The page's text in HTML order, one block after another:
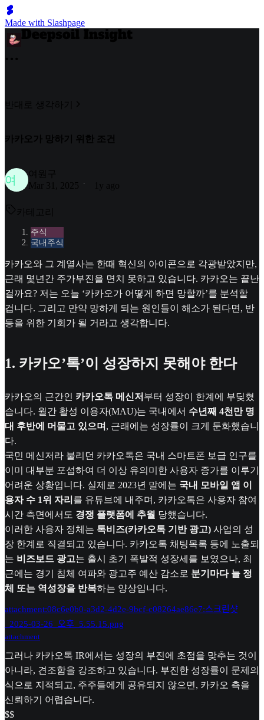
Made with Slashpage
반대로 생각하기
카카오가 망하기 위한 조건
여
여원구
Mar 31, 2025
1y ago
카테고리
주식
국내주식
카카오와 그 계열사는 한때 혁신의 아이콘으로 각광받았지만,
근래 몇년간 주가부진을 면치 못하고 있습니다. 카카오는 끝난
걸까요? 저는 오늘 ‘카카오가 어떻게 하면 망할까’를 분석할
겁니다. 그리고 만약 망하게 되는 원인들이 해소가 된다면, 반
등을 위한 기회가 될 거라고 생각합니다.
1. 카카오’톡’이 성장하지 못해야 한다
카카오의 근간인 카카오톡 메신저 부터 성장이 한계에 부딪혔
습니다. 월간 활성 이용자(MAU)는 국내에서 수년째 4천만 명
대 후반에 머물고 있으며 , 근래에는 성장률이 크게 둔화했습니
다.
국민 메신저라 불리던 카카오톡은 국내 스마트폰 보급 인구를
이미 대부분 포섭하여 더 이상 유의미한 사용자 증가를 이루기
어려운 상황입니다. 실제로 2023년 말에는 국내 모바일 앱 이
용자 수 1위 자리 를 유튜브에 내주며, 카카오톡은 사용자 참여
시간 측면에서도 경쟁 플랫폼에 추월 당했습니다.
이러한 사용자 정체는 톡비즈(카카오톡 기반 광고) 사업의 성
장 한계로 직결되고 있습니다. 카카오톡 채팅목록 등에 노출되
는 비즈보드 광고는 출시 초기 폭발적 성장세를 보였으나, 최
근에는 경기 침체 여파와 광고주 예산 감소로 분기마다 늘 정
체 또는 역성장을 반복하는 양상입니다.
attachment:08c6e0b0-a3d2-4d2e-9bcf-c08264ae86e7:스크린샷
_2025-03-26_오후_5.55.15.png
attachment
그러나 카카오톡 IR에서는 성장의 부진에 초점을 맞추는 것이
아니라, 견조함을 강조하고 있습니다. 부진한 성장률이 문제의
식으로 지적되고, 주주들에게 공유되지 않으면, 카카오 측을
신뢰하기 어렵습니다.
$$